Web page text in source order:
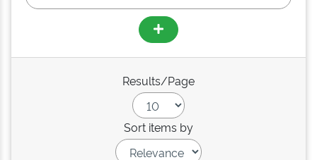
Results/Page
Sort items by